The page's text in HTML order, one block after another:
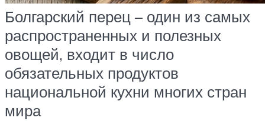
Болгарский перец – один из самых
распространенных и полезных
овощей, входит в число
обязательных продуктов
национальной кухни многих стран
мира